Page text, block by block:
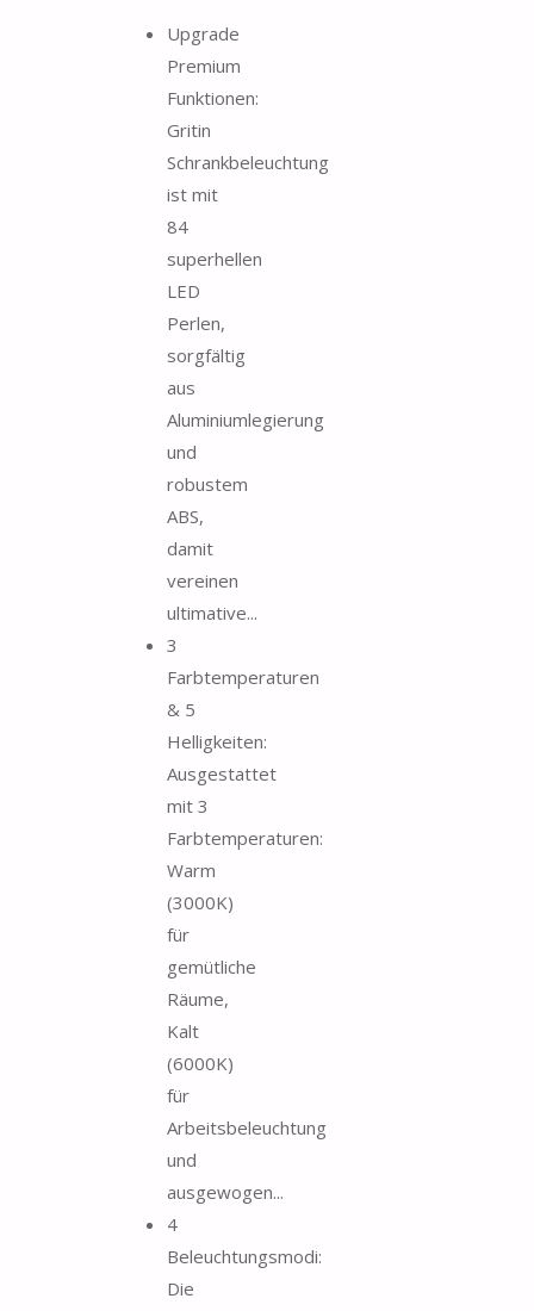
Upgrade
Premium
Funktionen:
Gritin
Schrankbeleuchtung
ist mit
84
superhellen
LED
Perlen,
sorgfältig
aus
Aluminiumlegierung
und
robustem
ABS,
damit
vereinen
ultimative...
3
Farbtemperaturen
& 5
Helligkeiten:
Ausgestattet
mit 3
Farbtemperaturen:
Warm
(3000K)
für
gemütliche
Räume,
Kalt
(6000K)
für
Arbeitsbeleuchtung
und
ausgewogen...
4
Beleuchtungsmodi:
Die